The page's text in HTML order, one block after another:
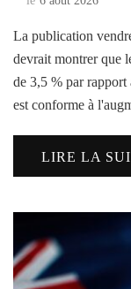
La publication
devrait montrer que
de 3,5 % par rapport
est conforme à
LIRE LA